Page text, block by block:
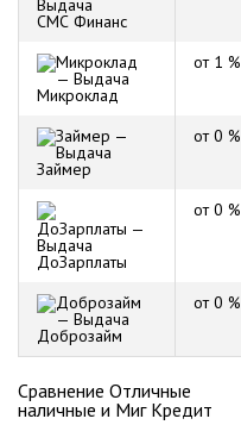
СМС Финанс
Микроклад
от 1 %
Займер
от 0 %
ДоЗарплаты
от 0 %
Доброзайм
от 0 %
Сравнение Отличные
наличные и Миг Кредит